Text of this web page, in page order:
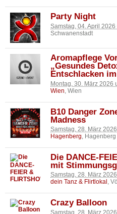
Party Night
Samstag, 04. April
Schwanenstadt
Aromapflege
„Gesundes
Entschlacken
Montag, 30. März 2026
Wien , Wien
B10 Danger
Madness
Samstag, 28. März
Hagenberg, Hagenberg
Die DANCE-
mit
Samstag, 28. März
dein Tanz & Flirtlokal ,
Crazy Balloon
Samstag, 28. März